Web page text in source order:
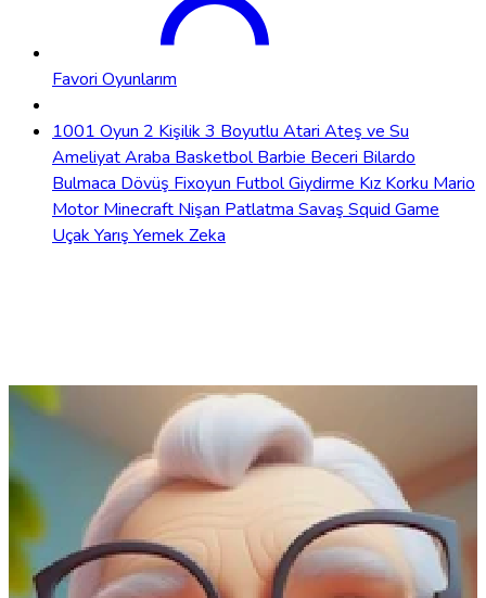
Favori Oyunlarım
1001 Oyun 2 Kişilik 3 Boyutlu Atari Ateş ve Su
AmeliyatAraba BasketbolBarbie Beceri Bilardo
Bulmaca Dövüş Fixoyun FutbolGiydirme Kız Korku Mario
Motor Minecraft Nişan Patlatma Savaş Squid Game
Uçak Yarış Yemek Zeka